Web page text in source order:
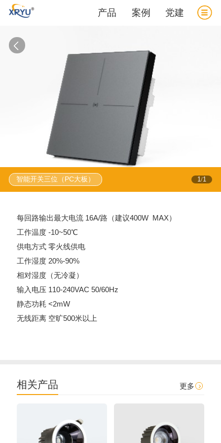
产品 案例 党建
智能开关三位（PC大板） 1 /1
每回路输出最大电流 16A/路（建议400W MAX）
工作温度 -10~50℃
供电方式 零火线供电
工作湿度 20%-90%
相对湿度（无冷凝）
输入电压 110-240VAC 50/60Hz
静态功耗 <2mW
无线距离 空旷500米以上
相关产品 更多